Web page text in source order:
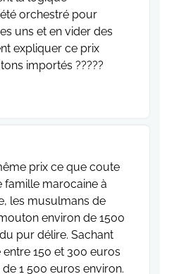
orchestré pour
uns et en vider des
expliquer ce prix
importés ?????
prix ce que coute
marocaine à
les musulmans de
environ de 1500
pur délire. Sachant
150 et 300 euros
1 500 euros environ.